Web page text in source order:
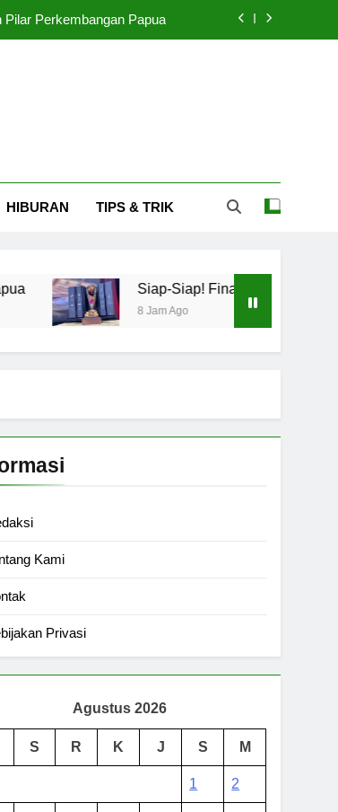
Perkembangan Papua
4,5 Persen Setiap Tahun
Mulai Cicil September
HIBURAN TIPS & TRIK
Siap-Siap! Final Piala Presiden 2026:
8 Jam Ago
Kami
Privasi
Agustus 2026
S R K J S M
1 2